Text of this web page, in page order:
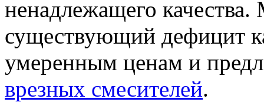
ненадлежащего
существующий дефицит
умеренным ценам и
врезных смесителей.